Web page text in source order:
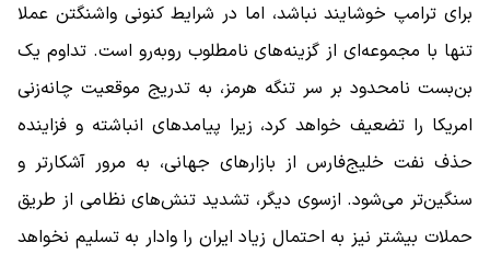
برای ترامپ خوشایند نباشد، اما در شرایط کنونی واشنگتن عملا
تنها با مجموعه‌ای از گزینه‌های نامطلوب روبه‌رو است. تداوم یک
بن‌بست نامحدود بر سر تنگه هرمز، به‌ تدریج موقعیت چانه‌زنی
امریکا را تضعیف خواهد کرد، زیرا پیامدهای انباشته و فزاینده
حذف نفت خلیج‌فارس از بازارهای جهانی، به مرور آشکارتر و
سنگین‌تر می‌شود. ازسوی دیگر، تشدید تنش‌های نظامی از طریق
حملات بیشتر نیز به احتمال زیاد ایران را وادار به تسلیم نخواهد